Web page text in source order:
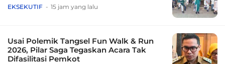
EKSEKUTIF 15 jam yang lalu
Usai Polemik Tangsel Fun Walk & Run
2026, Pilar Saga Tegaskan Acara Tak
Difasilitasi Pemkot